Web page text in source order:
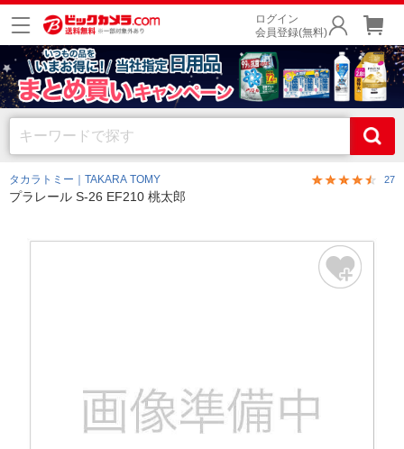
ログイン
会員登録(無料)
タカラトミー｜TAKARA TOMY 27
プラレール S-26 EF210 桃太郎